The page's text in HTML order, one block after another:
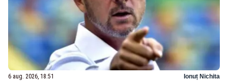
6 aug. 2026, 18:51 Ionuț Nichita